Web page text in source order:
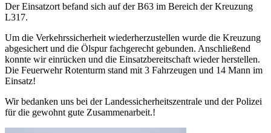
Der Einsatzort befand sich auf der B63 im Bereich der Kreuzung
L317.
Um die Verkehrssicherheit wiederherzustellen wurde die Kreuzung
abgesichert und die Ölspur fachgerecht gebunden. Anschließend
konnte wir einrücken und die Einsatzbereitschaft wieder herstellen.
Die Feuerwehr Rotenturm stand mit 3 Fahrzeugen und 14 Mann im
Einsatz!
Wir bedanken uns bei der Landessicherheitszentrale und der Polizei
für die gewohnt gute Zusammenarbeit.!